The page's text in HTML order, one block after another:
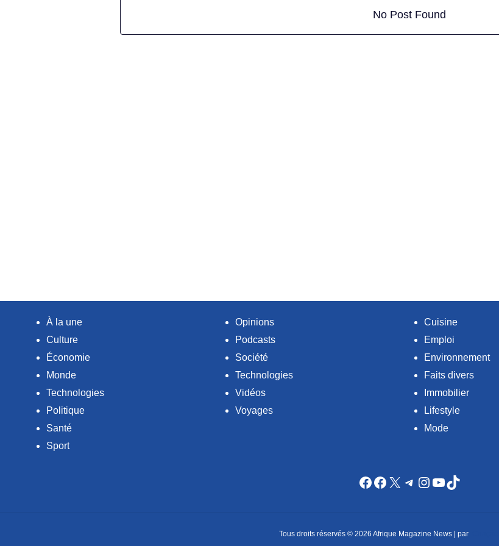
No Post Found
À la une
Culture
Économie
Monde
Technologies
Politique
Santé
Sport
Opinions
Podcasts
Société
Technologies
Vidéos
Voyages
Cuisine
Emploi
Environnement
Faits divers
Immobilier
Lifestyle
Mode
Facebook
Facebook
X Telegram
Instagram
YouTube
TikTok
Tous droits réservés © 2026 Afrique Magazine News | par